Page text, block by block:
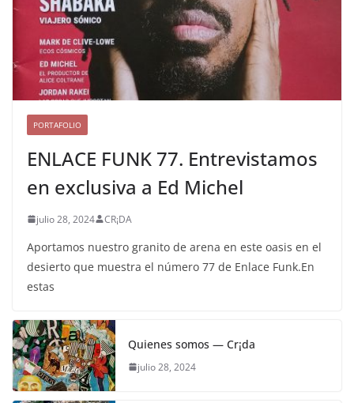
PORTAFOLIO
ENLACE FUNK 77. Entrevistamos
en exclusiva a Ed Michel
julio 28, 2024 CR¡DA
Aportamos nuestro granito de arena en este oasis en el
desierto que muestra el número 77 de Enlace Funk.En
estas
Quienes somos — Cr¡da
julio 28, 2024